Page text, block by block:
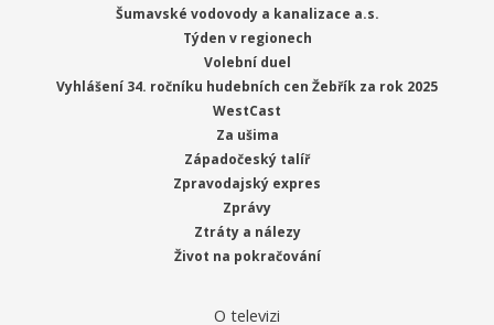
Šumavské vodovody a kanalizace a.s.
Týden v regionech
Volební duel
Vyhlášení 34. ročníku hudebních cen Žebřík za rok 2025
WestCast
Za ušima
Západočeský talíř
Zpravodajský expres
Zprávy
Ztráty a nálezy
Život na pokračování
O televizi